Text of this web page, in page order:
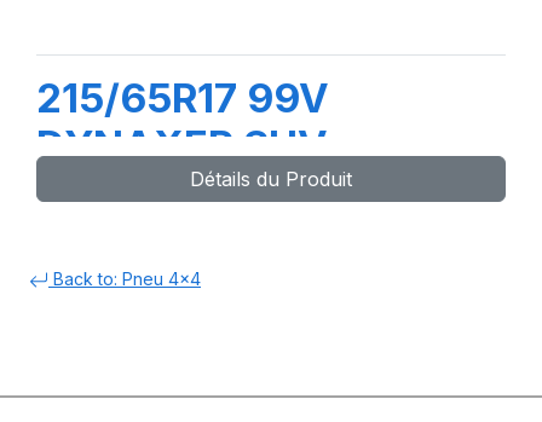
215/65R17 99V
DYNAXER SUV
Détails du Produit
Back to: Pneu 4x4